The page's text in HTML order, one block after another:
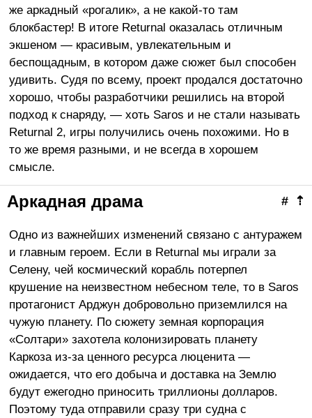
же аркадный «рогалик», а не какой-то там
блокбастер! В итоге Returnal оказалась отличным
экшеном — красивым, увлекательным и
беспощадным, в котором даже сюжет был способен
удивить. Судя по всему, проект продался достаточно
хорошо, чтобы разработчики решились на второй
подход к снаряду, — хоть Saros и не стали называть
Returnal 2, игры получились очень похожими. Но в
то же время разными, и не всегда в хорошем
смысле.
⇡
#
Аркадная драма
Одно из важнейших изменений связано с антуражем
и главным героем. Если в Returnal мы играли за
Селену, чей космический корабль потерпел
крушение на неизвестном небесном теле, то в Saros
протагонист Арджун добровольно приземлился на
чужую планету. По сюжету земная корпорация
«Солтари» захотела колонизировать планету
Каркоза из-за ценного ресурса люценита —
ожидается, что его добыча и доставка на Землю
будут ежегодно приносить триллионы долларов.
Поэтому туда отправили сразу три судна с